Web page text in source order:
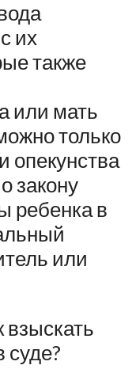
их
также
или мать
только
опекунства
закону
ребенка в
или
взыскать
суде?